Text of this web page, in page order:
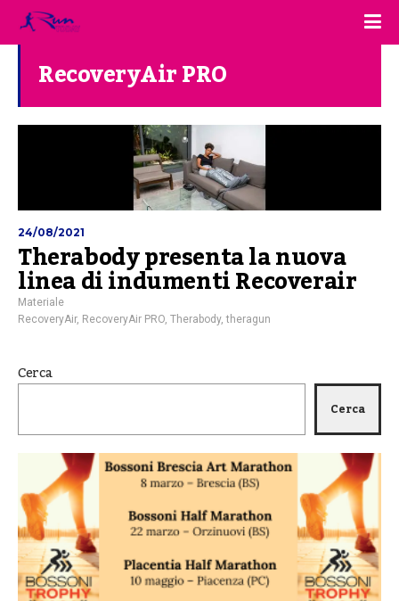
RecoveryAir PRO
24/08/2021
Therabody presenta la nuova
linea di indumenti Recoverair
Materiale
RecoveryAir, RecoveryAir PRO Therabody,theragun
Cerca
Cerca